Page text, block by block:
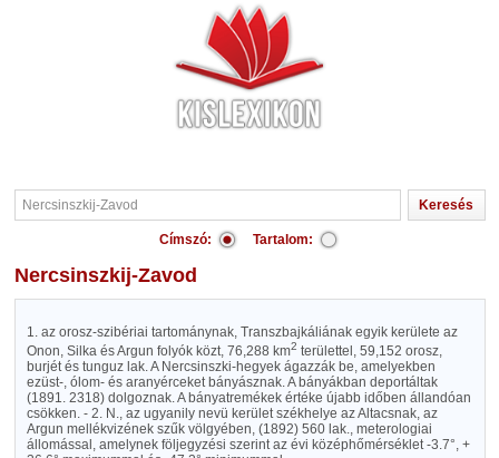
Címszó: Tartalom:
Nercsinszkij-Zavod
1. az orosz-szibériai tartománynak, Transzbajkáliának egyik kerülete az
Onon, Silka és Argun folyók közt, 76,288 km2 területtel, 59,152 orosz,
burjét és tunguz lak. A Nercsinszki-hegyek ágazzák be, amelyekben
ezüst-, ólom- és aranyérceket bányásznak. A bányákban deportáltak
(1891. 2318) dolgoznak. A bányatremékek értéke újabb időben állandóan
csökken. - 2. N., az ugyanily nevü kerület székhelye az Altacsnak, az
Argun mellékvizének szűk völgyében, (1892) 560 lak., meterologiai
állomással, amelynek följegyzési szerint az évi középhőmérséklet -3.7°, +